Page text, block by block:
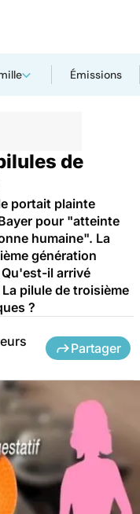
Émissions
de
portait plainte
pour "atteinte
humaine". La
génération
il arrivé
pilule de troisième
?
Partager